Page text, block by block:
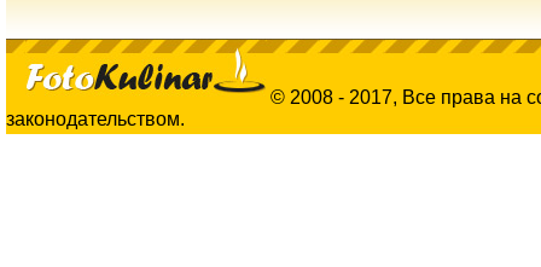
© 2008 - 2017, Все права на
законодательством.